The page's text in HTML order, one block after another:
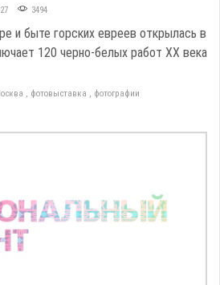
3494
и быте горских евреев открылась в
120 черно-белых работ XX века
, фотовыставка , фотографии